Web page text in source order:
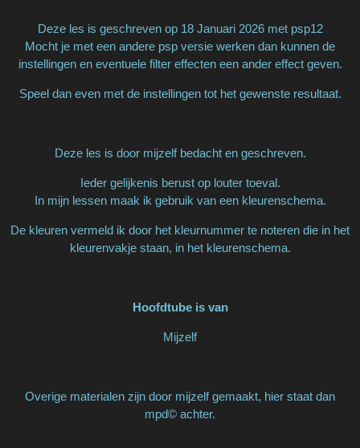
Deze les is geschreven op 18 Januari 2026 met psp12
Mocht je met een andere psp versie werken dan kunnen de
instellingen en eventuele filter effecten een ander effect geven.
Speel dan even met de instellingen tot het gewenste resultaat.
Deze les is door mijzelf bedacht en geschreven.
Ieder gelijkenis berust op louter toeval.
In mijn lessen maak ik gebruik van een kleurenschema.
De kleuren vermeld ik door het kleurnummer te noteren die in het
kleurenvakje staan, in het kleurenschema.
Hoofdtube is van
Mijzelf
Overige materialen zijn door mijzelf gemaakt, hier staat dan
mpd© achter.